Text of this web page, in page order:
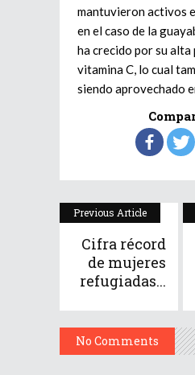
mantuvieron activos
en el caso de la
ha crecido por su alta
vitamina C, lo cual
siendo aprovechado
Previous Article
Cifra récord
de mujeres
refugiadas...
No Comments